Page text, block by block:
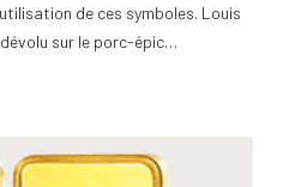
de ces symboles. Louis
sur le porc-épic…